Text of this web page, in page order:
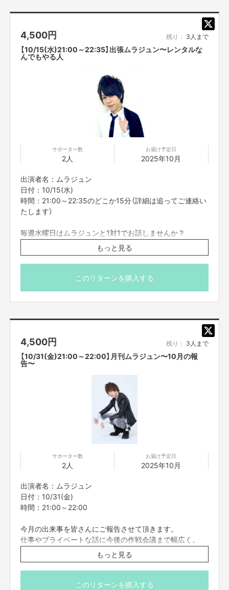
※こちらのリターンは実施日の3日前の16時までお買い求
※プロジェクト本文の末尾に記載されている【ご支援にあた
ってのご注意事項】を必ずご一読ください。
4,500円 残り： 3人まで
【10/15(水)21:00～22:35】出張ムラジュン〜レンタルな
んでもやる人
サポーター数
2人
お届け予定日
2025年10月
出演者名：ムラジュン
日付：10/15(水)
時間：21:00～22:35のどこか15分（詳細は追ってご連絡い
たします）
毎週水曜日はムラジュンと1対1でお話しませんか？
日々の生活にもっと潤いが欲しい
悩みや愚痴を聞いて欲しい
おうち時間を一緒に過ごして欲しい
ただ単にムラジュンと話してみたい
ムラジュンが対応します。
※備考欄にムラジュンとやりたいことを記載してご応募下
さい。
ってのご注意事項】を必ずご一読ください。
※こちらのリターンは実施日の2日前の16時までお買い求
もっと見る
このリターンを購入する
4,500円 残り： 3人まで
【10/31(金)21:00～22:00】月刊ムラジュン〜10月の報
告〜
サポーター数
2人
お届け予定日
2025年10月
出演者名：ムラジュン
日付：10/31(金)
時間：21:00～22:00
今月の出来事を皆さんにご報告させて頂きます。
仕事やプライベートな話に今後の作戦会議まで幅広く。
1Hのフリートークライブ形式でお送りします。
未公開の動画や画像の紹介、買った物やオススメしたい事
なども。
皆さんからのリアルタイムチャット(他の方には見えませ
もっと見る
このリターンを購入する